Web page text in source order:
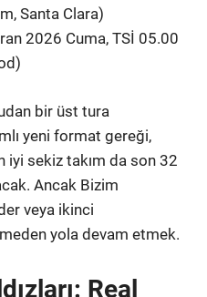
Santa Clara)
2026 Cuma, TSİ 05.00
bir üst tura
yeni format gereği,
iyi sekiz takım da son 32
Ancak Bizim
veya ikinci
yola devam etmek.
Real